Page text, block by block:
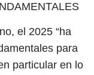
el 2025 “ha
para
particular en lo